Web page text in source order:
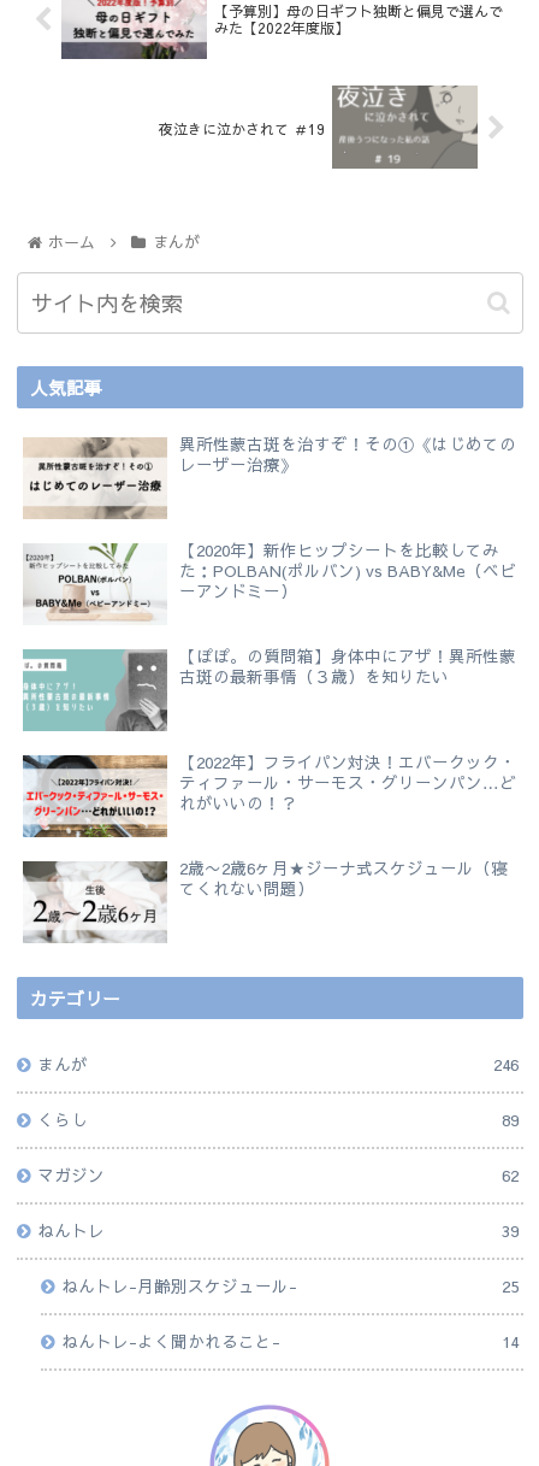
【予算別】母の日ギフト独断と偏見で選んで
みた【2022年度版】
夜泣きに泣かされて ＃19
ホーム まんが
人気記事
異所性蒙古斑を治すぞ！その①《はじめての
レーザー治療》
【2020年】新作ヒップシートを比較してみ
た：POLBAN(ポルバン) vs BABY&Me（ベビ
ーアンドミー）
【ぽぽ。の質問箱】身体中にアザ！異所性蒙
古斑の最新事情（３歳）を知りたい
【2022年】フライパン対決！エバークック・
ティファール・サーモス・グリーンパン…ど
れがいいの！？
2歳〜2歳6ヶ月★ジーナ式スケジュール（寝
てくれない問題）
カテゴリー
まんが 246
くらし 89
マガジン 62
ねんトレ 39
ねんトレ-月齢別スケジュール- 25
ねんトレ-よく聞かれること- 14